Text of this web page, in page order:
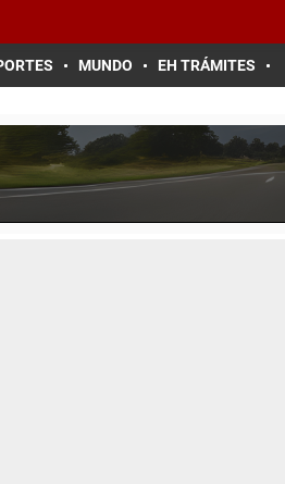
MUNDO EH TRÁMITES